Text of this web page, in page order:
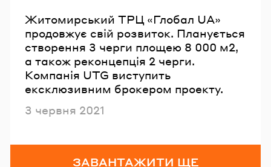
Житомирський ТРЦ «Глобал UA»
продовжує свій розвиток. Планується
створення 3 черги площею 8 000 м2,
а також реконцепція 2 черги.
Компанія UTG виступить
ексклюзивним брокером проекту.
Опубліковано
3 червня 2021
ЗАВАНТАЖИТИ ЩЕ